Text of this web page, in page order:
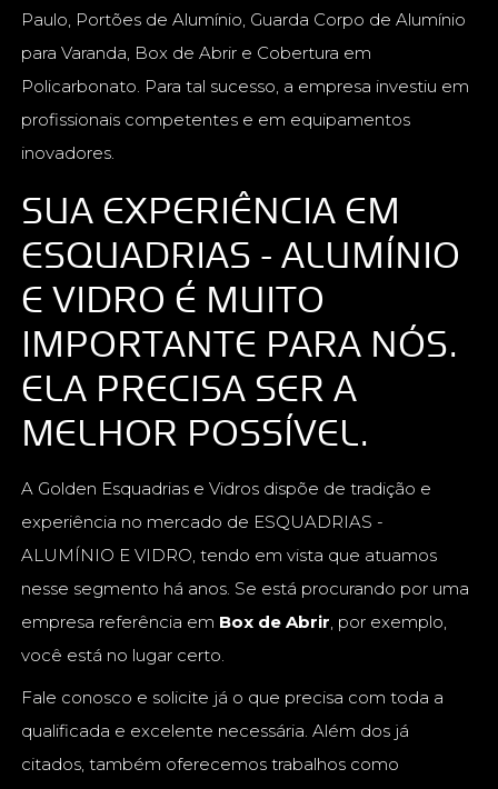
Paulo, Portões de Alumínio, Guarda Corpo de Alumínio
para Varanda, Box de Abrir e Cobertura em
Policarbonato. Para tal sucesso, a empresa investiu em
profissionais competentes e em equipamentos
inovadores.
SUA EXPERIÊNCIA EM
ESQUADRIAS - ALUMÍNIO
E VIDRO É MUITO
IMPORTANTE PARA NÓS.
ELA PRECISA SER A
MELHOR POSSÍVEL.
A Golden Esquadrias e Vidros dispõe de tradição e
experiência no mercado de ESQUADRIAS -
ALUMÍNIO E VIDRO, tendo em vista que atuamos
nesse segmento há anos. Se está procurando por uma
empresa referência em Box de Abrir, por exemplo,
você está no lugar certo.
Fale conosco e solicite já o que precisa com toda a
qualificada e excelente necessária. Além dos já
citados, também oferecemos trabalhos como